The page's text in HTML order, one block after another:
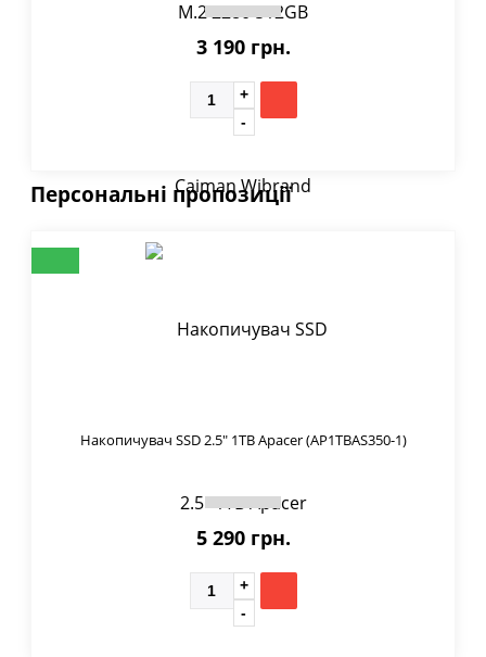
3 190 грн.
Персональні пропозиції
Накопичувач SSD 2.5" 1TB Apacer (AP1TBAS350-1)
5 290 грн.